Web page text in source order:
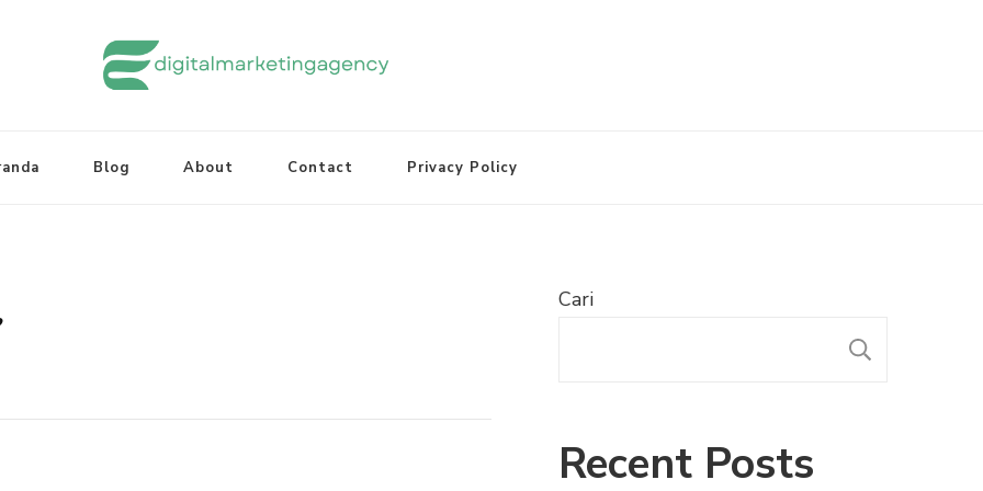
Blog About Contact Privacy Policy
Cari
Recent Posts